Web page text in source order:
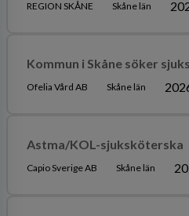
REGION SKÅNE Skåne län
Kommun i Skåne söker
Ofelia Vård AB Skåne län
Astma/KOL-sjuksköterska
Capio Sverige AB Skåne län